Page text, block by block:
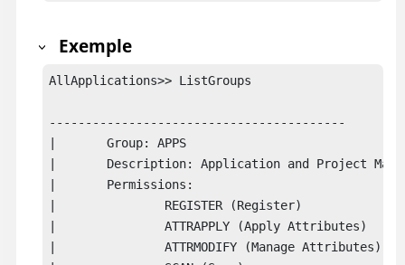
Exemple
AllApplications>> ListGroups
-----------------------------------------